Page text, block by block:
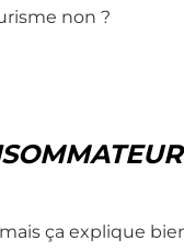
non ?
ça explique